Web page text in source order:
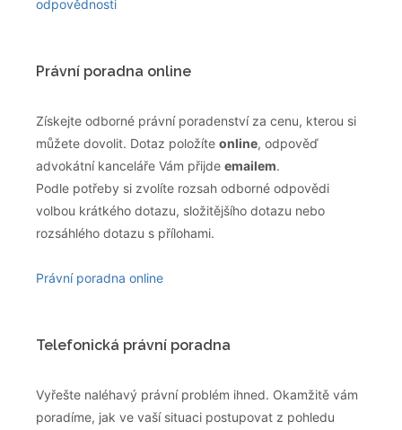
odpovědnosti
Právní poradna online
Získejte odborné právní poradenství za cenu, kterou si
můžete dovolit. Dotaz položíte online, odpověď
advokátní kanceláře Vám přijde emailem.
Podle potřeby si zvolíte rozsah odborné odpovědi
volbou krátkého dotazu, složitějšího dotazu nebo
rozsáhlého dotazu s přílohami.
Právní poradna online
Telefonická právní poradna
Vyřešte naléhavý právní problém ihned. Okamžitě vám
poradíme, jak ve vaší situaci postupovat z pohledu